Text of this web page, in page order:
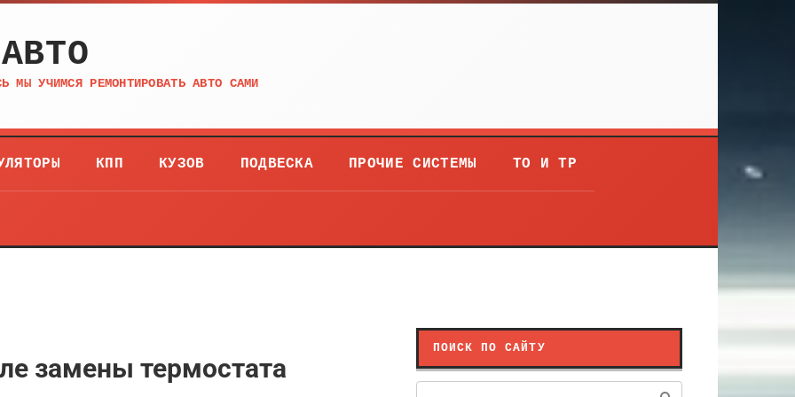
МЫ УЧИМСЯ РЕМОНТИРОВАТЬ АВТО САМИ
КПП КУЗОВ ПОДВЕСКА ПРОЧИЕ СИСТЕМЫ ТО И ТР
замены термостата
ПОИСК ПО САЙТУ